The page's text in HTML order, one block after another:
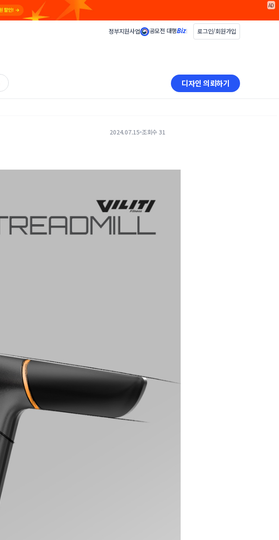
AD
정부지원사업 공모전 대행 로그인/회원가입
디자인 의뢰하기
2024.07.15 조회수 31